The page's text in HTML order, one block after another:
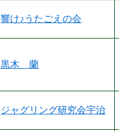
響け♪うたごえの会
黒木 蘭
ジャグリング研究会宇治